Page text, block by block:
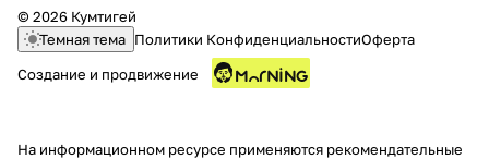
© 2026 Кумтигей
Темная тема Политики КонфиденциальностиОферта
Создание и продвижение
На информационном ресурсе применяются рекомендательные